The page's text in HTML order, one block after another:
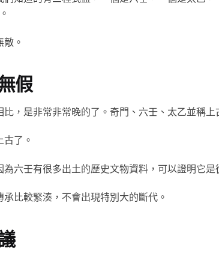
。
假
，是非常非常晚的了。奇門、六壬、太乙並稱上
了。
六壬有很多出土的歷史文物資料，可以證明它
比較緊湊，不會出現特別大的斷代。